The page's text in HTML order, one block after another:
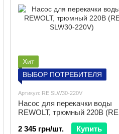
Хит
ВЫБОР ПОТРЕБИТЕЛЯ
Артикул: RE SLW30-220V
Насос для перекачки воды
REWOLT, трюмный 220В (RE
2 345 грн/шт.
Купить